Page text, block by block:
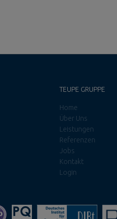
TEUPE GRUPPE
Home
Über Uns
Leistungen
Referenzen
Jobs
Kontakt
Login